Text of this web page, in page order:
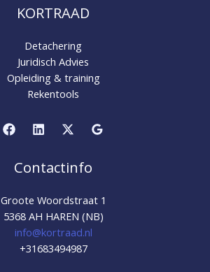
KORTRAAD
Detachering
Juridisch Advies
Opleiding & training
Rekentools
Contactinfo
Groote Woordstraat 1
5368 AH HAREN (NB)
info@kortraad.nl
+31683494987